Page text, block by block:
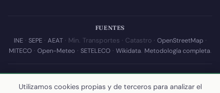
FUENTES
INE· SEPE· AEAT· Min. Transportes · Catastro · OpenStreetMap·
MITECO· Open-Meteo · SETELECO· Wikidata. Metodología completa.
© 2026 Callejear.com — Directorio municipal de España con datos
abiertos. Desarrollado y mantenido porYoel Castaño.
Utilizamos cookies propias y de terceros para analizar el